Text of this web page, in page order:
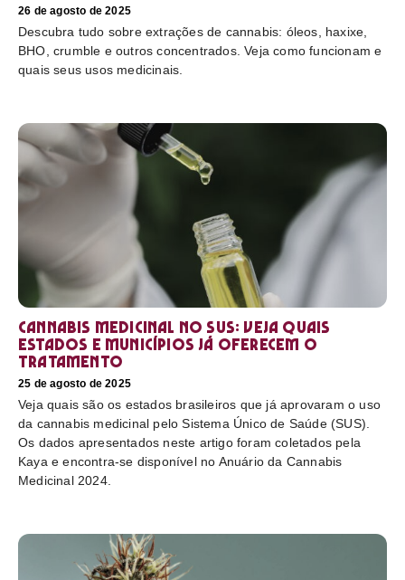
26 de agosto de 2025
Descubra tudo sobre extrações de cannabis: óleos, haxixe,
BHO, crumble e outros concentrados. Veja como funcionam e
quais seus usos medicinais.
Cannabis medicinal no SUS: veja quais
estados e municípios já oferecem o
tratamento
25 de agosto de 2025
Veja quais são os estados brasileiros que já aprovaram o uso
da cannabis medicinal pelo Sistema Único de Saúde (SUS).
Os dados apresentados neste artigo foram coletados pela
Kaya e encontra-se disponível no Anuário da Cannabis
Medicinal 2024.